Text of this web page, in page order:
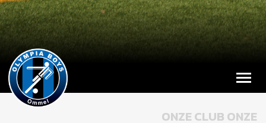
ONZE CLUB ONZE